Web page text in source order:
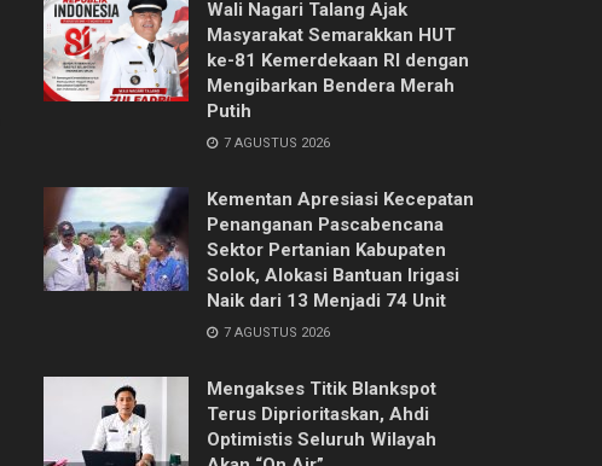
Wali Nagari Talang Ajak
Masyarakat Semarakkan HUT
ke-81 Kemerdekaan RI dengan
Mengibarkan Bendera Merah
Putih
7 AGUSTUS 2026
Kementan Apresiasi Kecepatan
Penanganan Pascabencana
Sektor Pertanian Kabupaten
Solok, Alokasi Bantuan Irigasi
Naik dari 13 Menjadi 74 Unit
7 AGUSTUS 2026
Mengakses Titik Blankspot
Terus Diprioritaskan, Ahdi
Optimistis Seluruh Wilayah